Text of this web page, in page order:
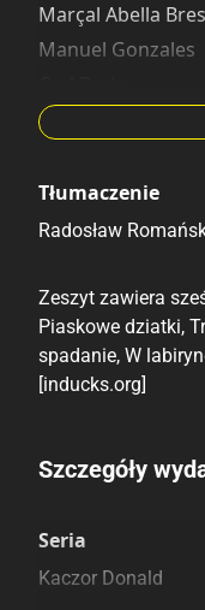
Marçal Abella
Manuel Gonzales
Jorge David Redo
Tłumaczenie
Radosław
Zeszyt zawiera
Piaskowe dziatki,
spadanie, W
[inducks.org]
Porównaj ceny
Szczegóły
Seria
Kaczor Donald